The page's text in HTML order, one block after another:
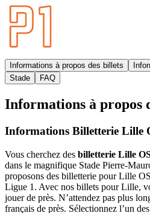
Informations à propos des billets
Stade
FAQ
Informations à propos
Informations Billetterie Lille
Vous cherchez des billetterie Lille
dans le magnifique Stade Pierre-
proposons des billetterie pour Lille
Ligue 1. Avec nos billets pour Lille,
jouer de près. N’attendez pas plus
français de près. Sélectionnez l’un